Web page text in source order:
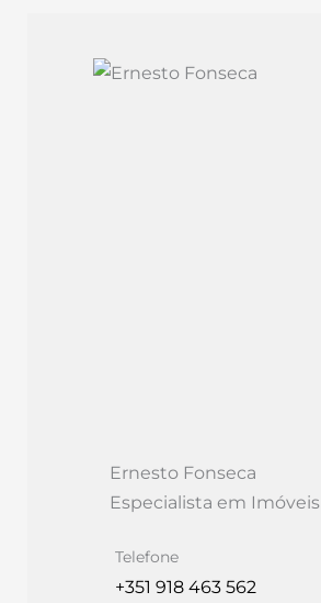
Ernesto Fonseca
Especialista em Imóveis
Telefone
+351 918 463 562